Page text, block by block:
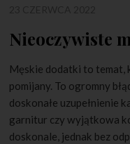
Nieoczywiste
Męskie dodatki to temat,
pomijany. To ogromny
doskonałe uzupełnienie
garnitur czy wyjątkowa
doskonale, jednak bez